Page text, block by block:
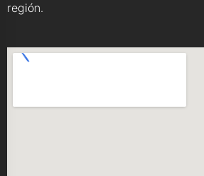
región.